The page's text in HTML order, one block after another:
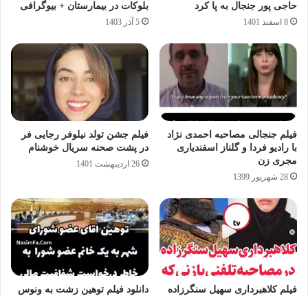
حاجی پور جنجال به پا کرد
8 اسفند 1401
بلوکات در بیمارستان + بیوگرافی
5 آذر 1403
فیلم جنجالی مصاحبه احمدی نژاد
با رادیو فردا و گلناز اسفندیاری
مجری زن
28 شهریور 1399
فیلم جشن تولد نیلوفر رجایی فر
در پشت صحنه سریال خوشنام
26 اردیبهشت 1401
فیلم کلاهبرداری سهیل سنگرزاده
دانلود فیلم توهین زشت به ونوس